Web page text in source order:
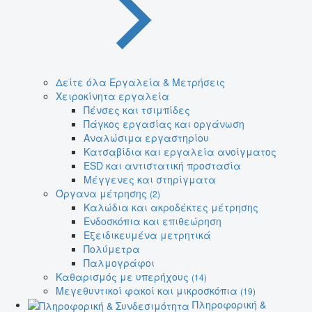
Δείτε όλα Εργαλεία & Μετρήσεις
Χειροκίνητα εργαλεία
Πένσες και τσιμπίδες
Πάγκος εργασίας και οργάνωση
Αναλώσιμα εργαστηρίου
Κατσαβίδια και εργαλεία ανοίγματος
ESD και αντιστατική προστασία
Μέγγενες και στηρίγματα
Όργανα μέτρησης (2)
Καλώδια και ακροδέκτες μέτρησης
Ενδοσκόπια και επιθεώρηση
Εξειδικευμένα μετρητικά
Πολύμετρα
Παλμογράφοι
Καθαρισμός με υπερήχους (14)
Μεγεθυντικοί φακοί και μικροσκόπια (19)
Πληροφορική &